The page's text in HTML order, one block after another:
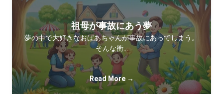
祖母が事故にあう夢
夢の中で大好きなおばあちゃんが事故にあってしまう。
そんな衝…
Read More →